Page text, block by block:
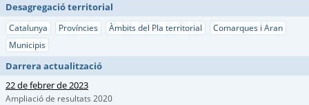
Desagregació territorial
Catalunya Províncies Àmbits del Pla territorial
Comarques i Aran
Municipis
Darrera actualització
22 de febrer de 2023
Ampliació de resultats 2020